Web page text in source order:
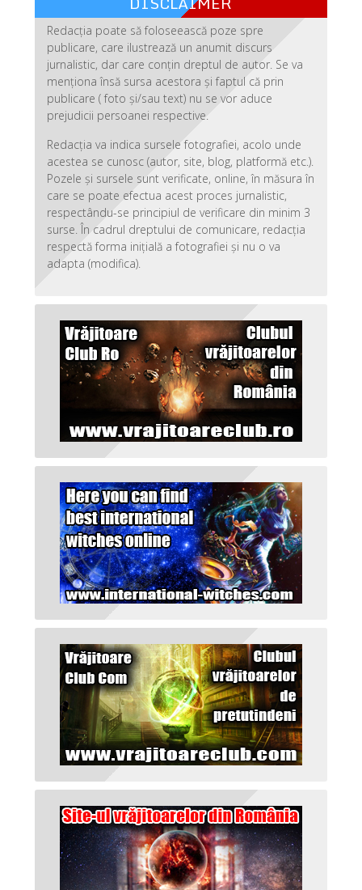
Redacția poate să foloseească poze spre
publicare, care ilustrează un anumit discurs
jurnalistic, dar care conțin dreptul de autor. Se va
menționa însă sursa acestora și faptul că prin
publicare ( foto și/sau text) nu se vor aduce
prejudicii persoanei respective.
Redacția va indica sursele fotografiei, acolo unde
acestea se cunosc (autor, site, blog, platformă etc.).
Pozele și sursele sunt verificate, online, în măsura în
care se poate efectua acest proces jurnalistic,
respectându-se principiul de verificare din minim 3
surse. În cadrul dreptului de comunicare, redacția
respectă forma inițială a fotografiei și nu o va
adapta (modifica).